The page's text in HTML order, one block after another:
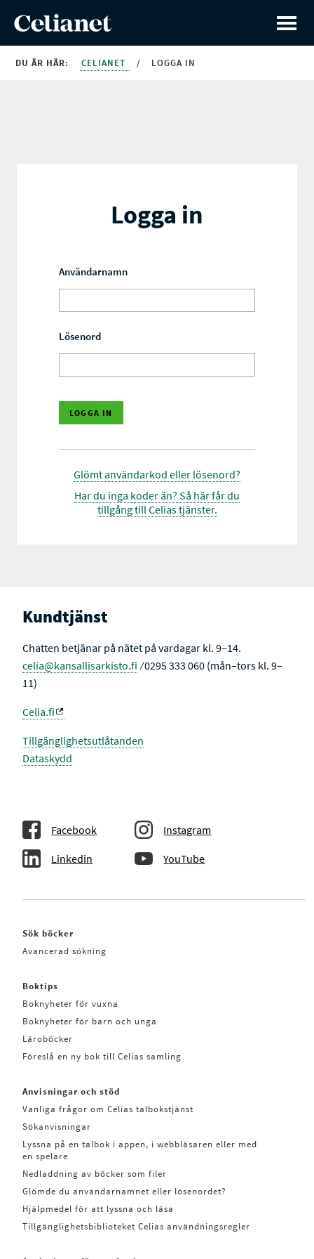
DU ÄR HÄR: CELIANET / LOGGA IN
Logga in
Användarnamn
Lösenord
Glömt användarkod eller lösenord?
Har du inga koder än? Så här får du
tillgång till Celias tjänster.
Kundtjänst
Chatten betjänar på nätet på vardagar kl. 9–14.
celia@kansallisarkisto.fi ⁄ 0295 333 060 (mån–tors kl. 9–
11)
Celia.fi
Tillgänglighetsutlåtanden
Dataskydd
Facebook Instagram
Linkedin YouTube
Sök böcker
Avancerad sökning
Boktips
Boknyheter för vuxna
Boknyheter för barn och unga
Läroböcker
Föreslå en ny bok till Celias samling
Anvisningar och stöd
Vanliga frågor om Celias talbokstjänst
Sökanvisningar
Lyssna på en talbok i appen, i webbläsaren eller med
en spelare
Nedladdning av böcker som filer
Glömde du användarnamnet eller lösenordet?
Hjälpmedel för att lyssna och läsa
Tillgänglighetsbiblioteket Celias användningsregler